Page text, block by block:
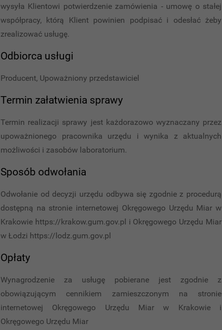
wysyła Klientowi potwierdzenie zamówienia - umowę o stałej
współpracy, którą Klient powinien podpisać i odesłać żeby
zrealizować usługę.
Odbiorca usługi
Producent, Upoważniony przedstawiciel
Termin załatwienia sprawy
Termin realizacji sprawy jest każdorazowo wyznaczany przez
upoważnionego pracownika urzędu i wynika z aktualnych
możliwości i zasobów laboratorium.
Sposób odwołania
Odwołanie od decyzji urzędu odbywa się zgodnie z procedurą
dostępną na stronie internetowej Okręgowego Urzędu Miar w
Krakowie https://krakow.gum.gov.pl i Okręgowego Urzędu Miar
w Łodzi https://lodz.gum.gov.pl
Opłaty
Wynagrodzenie za usługę pobierane jest zgodnie z
obowiązującym cennikiem zamieszczonym na stronie
internetowej Okręgowego Urzędu Miar w Krakowie i
Okręgowego Urzędu Miar